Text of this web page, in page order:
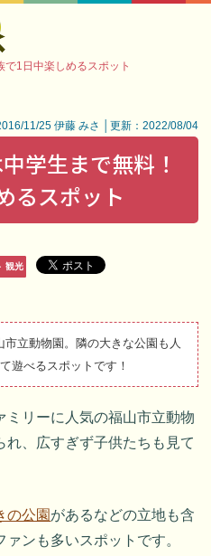
1日中楽しめるスポット
11/25 伊藤 みさ │更新：2022/08/04
学生まで無料！
るスポット
観光
立動物園。隣の大きな公園も人
遊べるスポットです！
ミリーに人気の福山市立動物
れ、広すぎず子供たちも見て
の公園 があるなどの立地も含
ンも多いスポットです。